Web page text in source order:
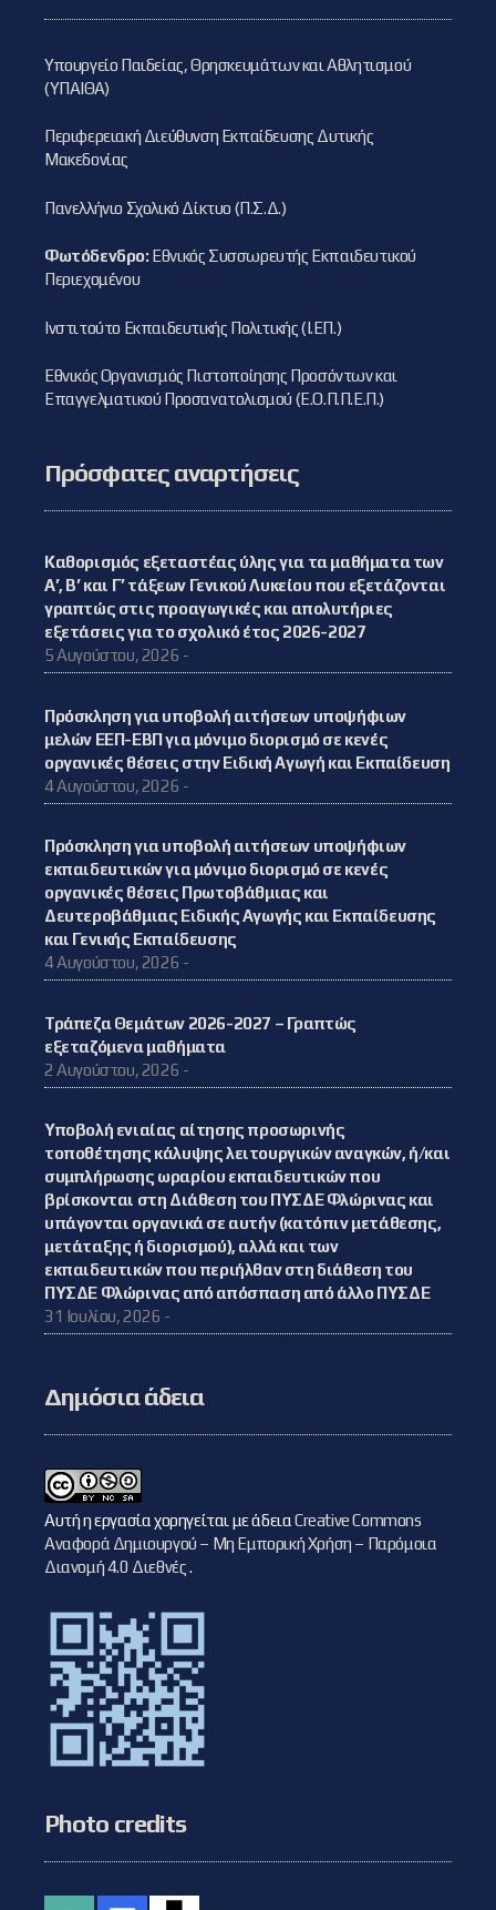
Υπουργείο Παιδείας, Θρησκευμάτων και Αθλητισμού
(ΥΠΑΙΘΑ)
Περιφερειακή Διεύθυνση Εκπαίδευσης Δυτικής
Μακεδονίας
Πανελλήνιο Σχολικό Δίκτυο (Π.Σ.Δ.)
Φωτόδενδρο:Εθνικός Συσσωρευτής Εκπαιδευτικού
Περιεχομένου
Ινστιτούτο Εκπαιδευτικής Πολιτικής (Ι.ΕΠ.)
Εθνικός Οργανισμός Πιστοποίησης Προσόντων και
Επαγγελματικού Προσανατολισμού (Ε.Ο.Π.Π.Ε.Π.)
Πρόσφατες αναρτήσεις
Καθορισμός εξεταστέας ύλης για τα μαθήματα των
Α’, Β’ και Γ’ τάξεων Γενικού Λυκείου που εξετάζονται
γραπτώς στις προαγωγικές και απολυτήριες
εξετάσεις για το σχολικό έτος 2026-2027
5 Αυγούστου, 2026 -
Πρόσκληση για υποβολή αιτήσεων υποψήφιων
μελών ΕΕΠ-ΕΒΠ για μόνιμο διορισμό σε κενές
οργανικές θέσεις στην Ειδική Αγωγή και Εκπαίδευση
4 Αυγούστου, 2026 -
Πρόσκληση για υποβολή αιτήσεων υποψήφιων
εκπαιδευτικών για μόνιμο διορισμό σε κενές
οργανικές θέσεις Πρωτοβάθμιας και
Δευτεροβάθμιας Ειδικής Αγωγής και Εκπαίδευσης
και Γενικής Εκπαίδευσης
4 Αυγούστου, 2026 -
Τράπεζα Θεμάτων 2026-2027 – Γραπτώς
εξεταζόμενα μαθήματα
2 Αυγούστου, 2026 -
Υποβολή ενιαίας αίτησης προσωρινής
τοποθέτησης κάλυψης λειτουργικών αναγκών, ή/και
συμπλήρωσης ωραρίου εκπαιδευτικών που
βρίσκονται στη Διάθεση του ΠΥΣΔΕ Φλώρινας και
υπάγονται οργανικά σε αυτήν (κατόπιν μετάθεσης,
μετάταξης ή διορισμού), αλλά και των
εκπαιδευτικών που περιήλθαν στη διάθεση του
ΠΥΣΔΕ Φλώρινας από απόσπαση από άλλο ΠΥΣΔΕ
31 Ιουλίου, 2026 -
Δημόσια άδεια
Αυτή η εργασία χορηγείται με άδειαCreative Commons
Αναφορά Δημιουργού – Μη Εμπορική Χρήση – Παρόμοια
Διανομή 4.0 Διεθνές.
Photo credits